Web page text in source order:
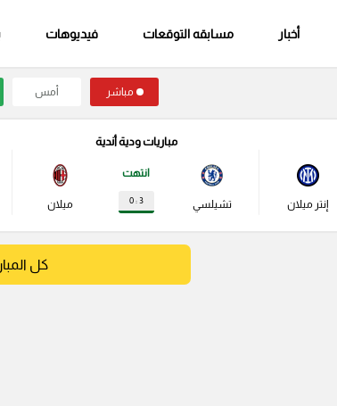
أخبار مسابقه التوقعات فيديوهات
مباشر أمس
إنتر ميلان
مباريات ودية أندية
تشيلسي
انتهت
3 : 0 ميلان
كل